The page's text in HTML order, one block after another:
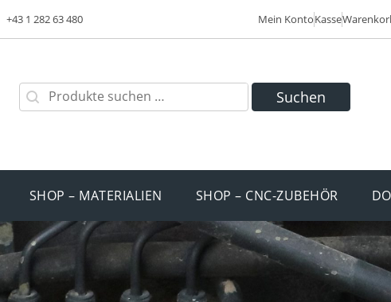
+43 1 282 63 480 Mein KontoKasse
Suchen
SHOP – MATERIALIEN SHOP – CNC-ZUBEHÖR